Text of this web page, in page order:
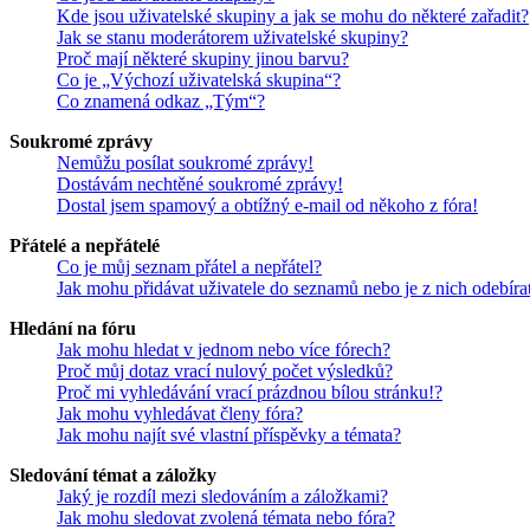
Kde jsou uživatelské skupiny a jak se mohu do některé zařadit?
Jak se stanu moderátorem uživatelské skupiny?
Proč mají některé skupiny jinou barvu?
Co je „Výchozí uživatelská skupina“?
Co znamená odkaz „Tým“?
Soukromé zprávy
Nemůžu posílat soukromé zprávy!
Dostávám nechtěné soukromé zprávy!
Dostal jsem spamový a obtížný e-mail od někoho z fóra!
Přátelé a nepřátelé
Co je můj seznam přátel a nepřátel?
Jak mohu přidávat uživatele do seznamů nebo je z nich
Hledání na fóru
Jak mohu hledat v jednom nebo více fórech?
Proč můj dotaz vrací nulový počet výsledků?
Proč mi vyhledávání vrací prázdnou bílou stránku!?
Jak mohu vyhledávat členy fóra?
Jak mohu najít své vlastní příspěvky a témata?
Sledování témat a záložky
Jaký je rozdíl mezi sledováním a záložkami?
Jak mohu sledovat zvolená témata nebo fóra?